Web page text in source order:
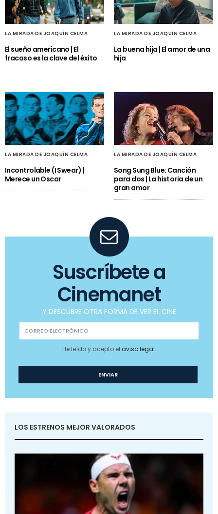
LA MIRADA DE JOAQUÍN CELMA
El sueño americano | El
fracaso es la clave del éxito
LA MIRADA DE JOAQUÍN CELMA
La buena hija | El amor de una
hija
LA MIRADA DE JOAQUÍN CELMA
Incontrolable (I Swear) |
Merece un Oscar
LA MIRADA DE JOAQUÍN CELMA
Song Sung Blue: Canción
para dos | La historia de un
gran amor
Suscríbete a
Cinemanet
Y DESCUBRE OTRA FORMA DE VER EL CINE
He leído y acepto el aviso legal.
LOS ESTRENOS MEJOR VALORADOS